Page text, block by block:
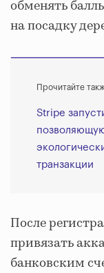
обменять
на посадку
Прочитайте
Stripe
транзакции
После
привязать
банковским